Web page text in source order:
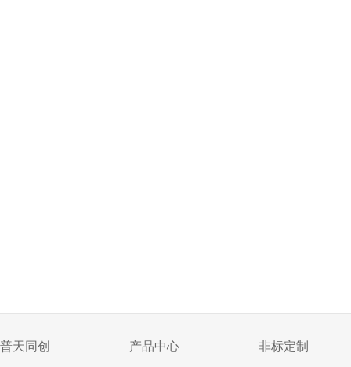
普天同创 产品中心 非标定制